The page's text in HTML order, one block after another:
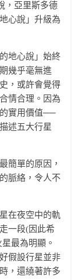
，亞里斯多德
心說」升級為
地心說」始終
幾乎毫無進
，或許會覺得
情合理。因為
實用價值──
述五大行星
簡單的原因，
脈絡，令人不
在夜空中的軌
一段(因此希
最為明顯。
假設行星並非
，還繞著許多